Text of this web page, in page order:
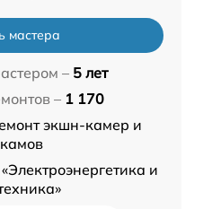
мастера
– 5 лет
– 1 170
экшн-камер и
и